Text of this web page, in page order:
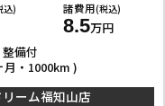
込) 諸費用(税込)
8.5万円
備付
月・1000km )
リーム福知山店